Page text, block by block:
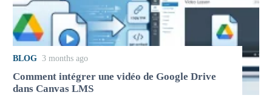
BLOG 3 months ago
Comment intégrer une vidéo de Google Drive
dans Canvas LMS